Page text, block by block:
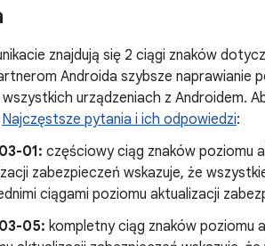
znajdują się 2 ciągi znaków
Androida szybsze naprawianie
urządzeniach z Androidem.
Najczęstsze pytania i ich odpowiedzi:
01: częściowy ciąg znaków poziomu
zabezpieczeń wskazuje, że
ciągami poziomu aktualizacji
05: kompletny ciąg znaków poziomu